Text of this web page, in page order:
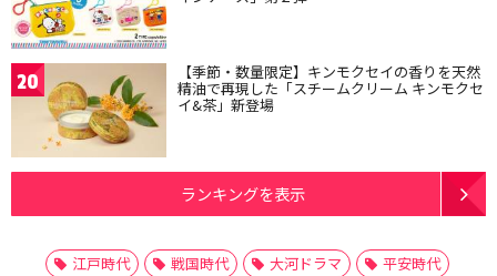
20 【季節・数量限定】キンモクセイの香りを天然
精油で再現した「スチームクリーム キンモクセ
イ&茶」新登場
ランキングを表示
江戸時代 戦国時代 大河ドラマ
平安時代